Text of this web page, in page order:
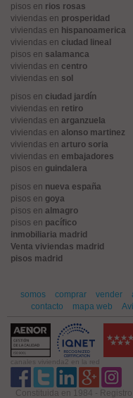
pisos en rios rosas
viviendas en prosperidad
viviendas en hispanoamerica
viviendas en ciudad lineal
pisos en salamanca
viviendas en centro
viviendas en sol
pisos en ciudad jardín
viviendas en retiro
viviendas en arganzuela
viviendas en alonso martinez
viviendas en arturo soria
viviendas en embajadores
pisos en guindalera
pisos en nueva españa
pisos en goya
pisos en almagro
pisos en pacífico
inmobiliaria madrid
Venta viviendas madrid
pisos madrid
somos comprar vender
contacto
mapa web
canales vivienda2 en la red
Constituida en 1984 -